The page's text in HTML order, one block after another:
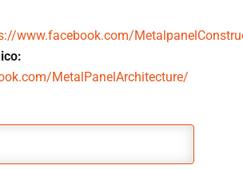
www.facebook.com/
MetalPanelArchitecture/